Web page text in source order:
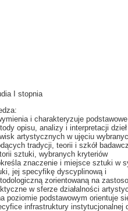
I stopnia
i charakteryzuje podstawowe
opisu, analizy i interpretacji
artystycznych w ujęciu
tradycji, teorii i szkół
sztuki, wybranych kryteriów
znaczenie i miejsce sztuki w
jej specyfikę dyscyplinową i
zorientowaną na
w sferze działalności
poziomie podstawowym orientuje
infrastruktury instytucjonalnej